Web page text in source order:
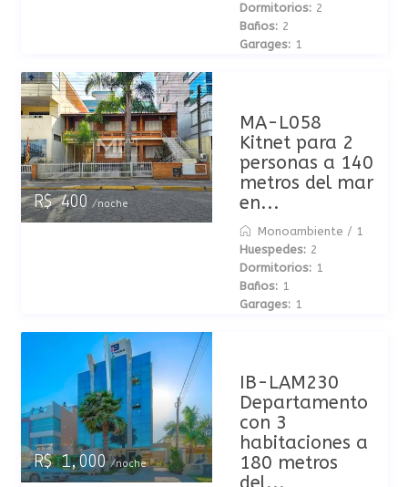
Dormitorios: 2
Baños: 2
Garages: 1
R$ 400/noche
MA-L058
Kitnet para 2
personas a 140
metros del mar
en...
Monoambiente / 1
Huespedes: 2
Dormitorios: 1
Baños: 1
Garages: 1
R$ 1,000/noche
IB-LAM230
Departamento
con 3
habitaciones a
180 metros